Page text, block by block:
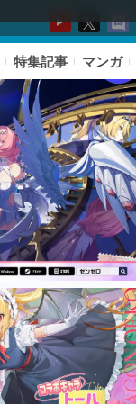
特集記事 マンガ